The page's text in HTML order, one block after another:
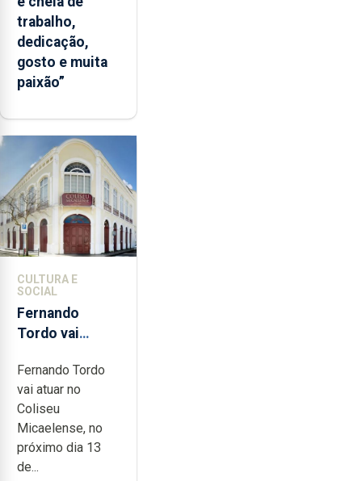
trabalho,
dedicação,
gosto e muita
paixão”
CULTURA E
SOCIAL
Fernando
Tordo vai
anos de
carreira no
Coliseu
Micaelense
Fernando Tordo
vai atuar no
Coliseu
Micaelense, no
próximo dia 13
de...